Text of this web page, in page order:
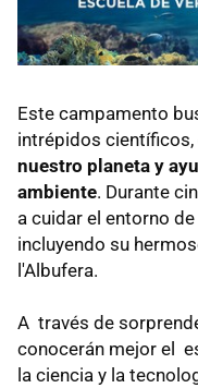
Este campamento
intrépidos científicos,
nuestro planeta y
ambiente. Durante
a cuidar el entorno
incluyendo su
l'Albufera.
A través de
conocerán mejor el
la ciencia y la